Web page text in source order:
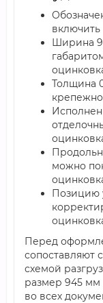
включить
Ширина
Толщина
можно
Позицию
Перед
сопоставляют
схемой
размер 945 мм
во всех